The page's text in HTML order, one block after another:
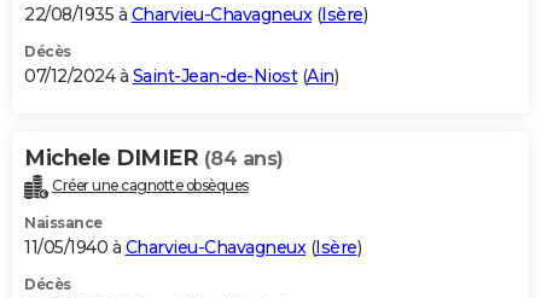
22/08/1935 à Charvieu-Chavagneux(Isère)
Décès
07/12/2024 à Saint-Jean-de-Niost(Ain)
Michele DIMIER (84 ans)
Créer une cagnotte obsèques
Naissance
11/05/1940 à Charvieu-Chavagneux (Isère)
Décès